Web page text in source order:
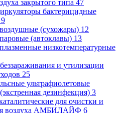
закрытого типа 47
бактерицидные
9
(сухожары) 12
(автоклавы) 13
низкотемпературные
и утилизации
25
ультрафиолетовые
дезинфекция) 3
для очистки и
воздуха АМБИЛАЙФ 6